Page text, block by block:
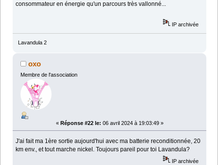
consommateur en énergie qu'un parcours très vallonné...
IP archivée
Lavandula 2
oxo
Membre de l'association
« Réponse #22 le: 06 avril 2024 à 19:03:49 »
J'ai fait ma 1ère sortie aujourd'hui avec ma batterie reconditionnée, 20
km env., et tout marche nickel. Toujours pareil pour toi Lavandula?
IP archivée